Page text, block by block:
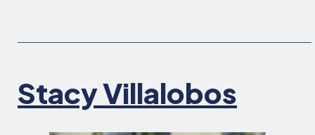
Stacy Villalobos